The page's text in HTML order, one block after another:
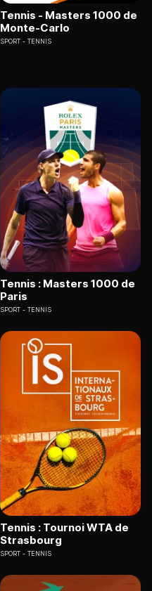
Tennis - Masters 1000 de
Monte-Carlo
SPORT TENNIS
Tennis : Masters 1000 de
Paris
SPORT TENNIS
Tennis : Tournoi WTA de
Strasbourg
SPORT TENNIS